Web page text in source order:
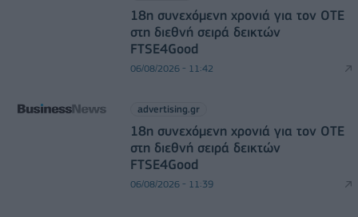
18η συνεχόμενη χρονιά για τον ΟΤΕ
στη διεθνή σειρά δεικτών
FTSE4Good
06/08/2026 - 11:42
advertising.gr
18η συνεχόμενη χρονιά για τον ΟΤΕ
στη διεθνή σειρά δεικτών
FTSE4Good
06/08/2026 - 11:39